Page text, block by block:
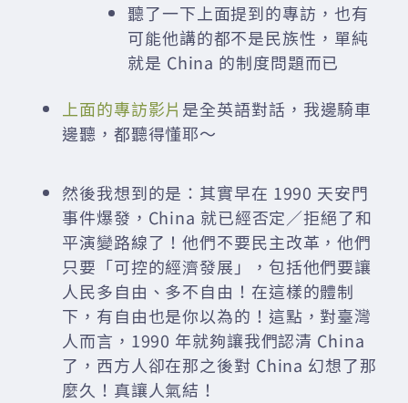
聽了一下上面提到的專訪，也有
可能他講的都不是民族性，單純
就是 China 的制度問題而已
上面的專訪影片 是全英語對話，我邊騎車
邊聽，都聽得懂耶～
然後我想到的是：其實早在 1990 天安門
事件爆發，China 就已經否定／拒絕了和
平演變路線了！他們不要民主改革，他們
只要「可控的經濟發展」，包括他們要讓
人民多自由、多不自由！在這樣的體制
下，有自由也是你以為的！這點，對臺灣
人而言，1990 年就夠讓我們認清 China
了，西方人卻在那之後對 China 幻想了那
麼久！真讓人氣結！